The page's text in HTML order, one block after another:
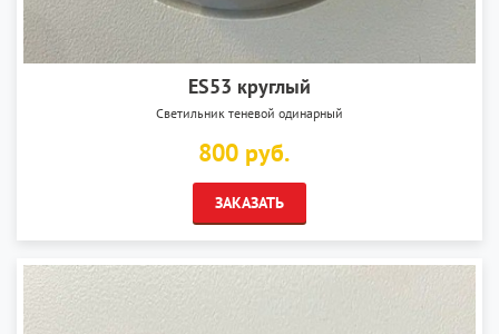
ES53 круглый
Светильник теневой одинарный
800 руб.
ЗАКАЗАТЬ